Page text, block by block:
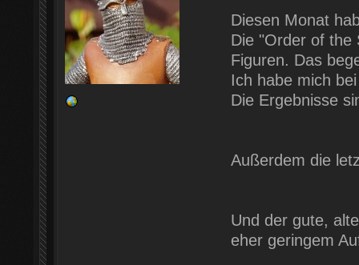
Diesen Monat
Die "Order of the
Figuren. Das
Ich habe mich
Die Ergebnisse
Außerdem die
Und der gute,
eher geringem